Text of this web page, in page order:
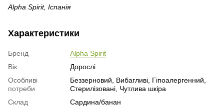
Alpha Spirit, Іспанія
Характеристики
Бренд
Alpha Spirit
Вік
Дорослі
Особливі
потреби
Беззерновий, Вибагливі, Гіпоалергенний,
Стерилізовані, Чутлива шкіра
Склад
Сардина/банан